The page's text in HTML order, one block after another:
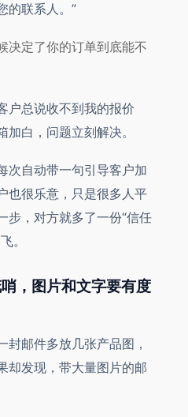
的联系人。”
决定了你的订单到底能不
户总说收不到我的报价
白，问题立刻解决。
次自动带一句引导客户加
也很乐意，只是很多人平
步，对方就多了一份“信任
。
，图片和文字要有度
封邮件多放几张产品图，
却发现，带大量图片的邮